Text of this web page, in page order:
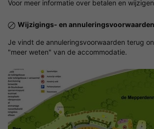
Voor meer informatie over betalen en
Wijzigings- en annuleringsvoorwaarden
Je vindt de annuleringsvoorwaarden terug
"meer weten" van de accommodatie.
Bekijk de kaart